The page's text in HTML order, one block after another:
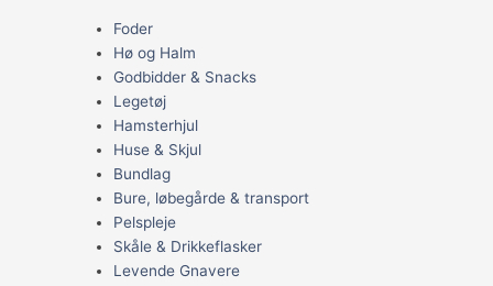
Foder
Hø og Halm
Godbidder & Snacks
Legetøj
Hamsterhjul
Huse & Skjul
Bundlag
Bure, løbegårde & transport
Pelspleje
Skåle & Drikkeflasker
Levende Gnavere